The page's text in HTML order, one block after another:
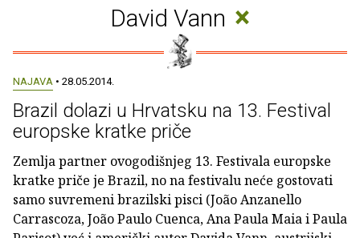
David Vann ×
NAJAVA • 28.05.2014.
Brazil dolazi u Hrvatsku na 13. Festival
europske kratke priče
Zemlja partner ovogodišnjeg 13. Festivala europske
kratke priče je Brazil, no na festivalu neće gostovati
samo suvremeni brazilski pisci (João Anzanello
Carrascoza, João Paulo Cuenca, Ana Paula Maia i Paula